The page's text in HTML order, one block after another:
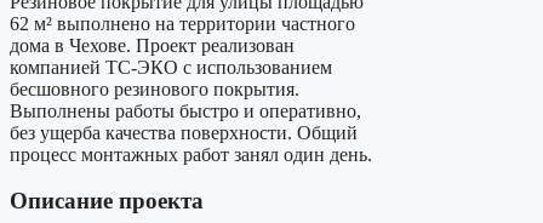
62 м² выполнено на территории частного
дома в Чехове. Проект реализован
компанией ТС-ЭКО с использованием
бесшовного резинового покрытия.
Выполнены работы быстро и оперативно,
без ущерба качества поверхности. Общий
процесс монтажных работ занял один день.
Описание проекта